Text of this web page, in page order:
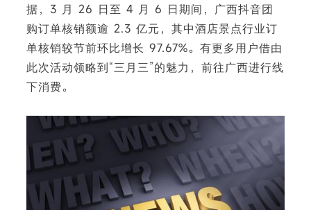
据，3 月 26 日至 4 月 6 日期间，广西抖音团
购订单核销额逾 2.3 亿元，其中酒店景点行业订
单核销较节前环比增长 97.67%。有更多用户借由
此次活动领略到“三月三”的魅力，前往广西进行线
下消费。